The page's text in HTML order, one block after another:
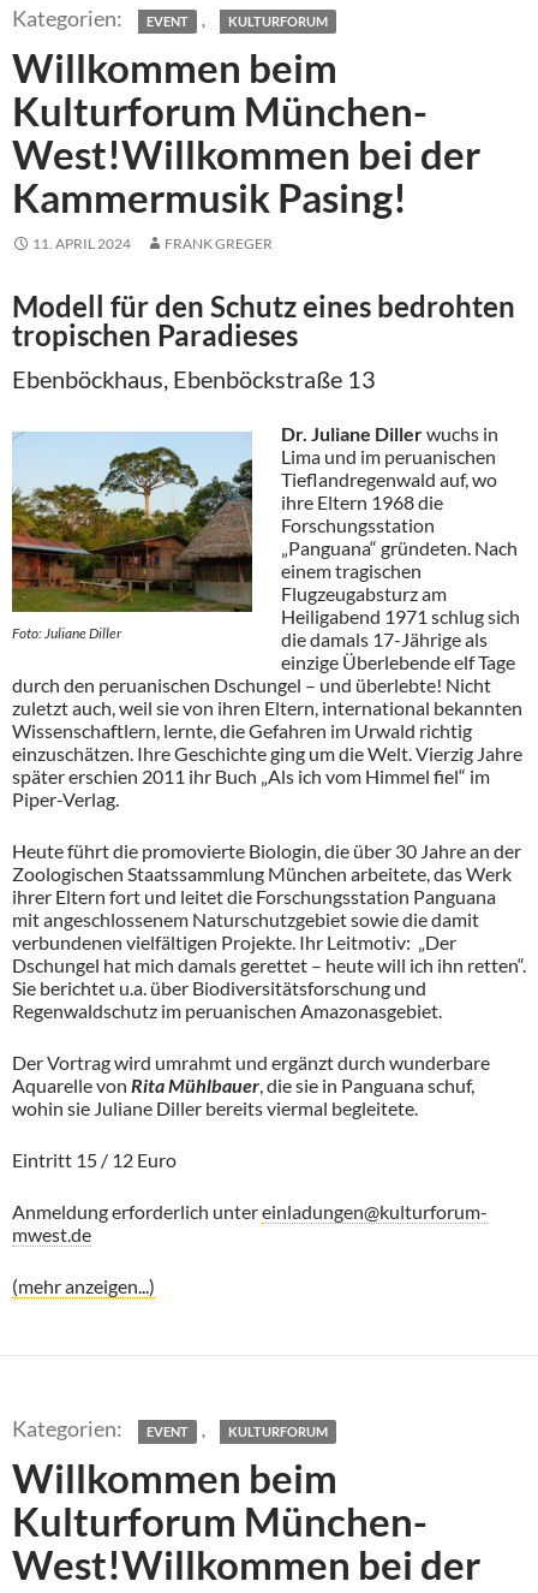
EVENT , KULTURFORUM
Willkommen beim
Kulturforum München-
West!Willkommen bei der
Kammermusik Pasing!
11. APRIL 2024 FRANK GREGER
Modell für den Schutz eines bedrohten
tropischen Paradieses
Ebenböckhaus, Ebenböckstraße 13
Foto: Juliane Diller
Dr. Juliane Dillerwuchs in
Lima und im peruanischen
Tieflandregenwald auf, wo
ihre Eltern 1968 die
Forschungsstation
„Panguana“ gründeten. Nach
einem tragischen
Flugzeugabsturz am
Heiligabend 1971 schlug sich
die damals 17-Jährige als
einzige Überlebende elf Tage
durch den peruanischen Dschungel – und überlebte! Nicht
zuletzt auch, weil sie von ihren Eltern, international bekannten
Wissenschaftlern, lernte, die Gefahren im Urwald richtig
einzuschätzen. Ihre Geschichte ging um die Welt. Vierzig Jahre
später erschien 2011 ihr Buch „Als ich vom Himmel fiel“ im
Piper-Verlag.
Heute führt die promovierte Biologin, die über 30 Jahre an der
Zoologischen Staatssammlung München arbeitete, das Werk
ihrer Eltern fort und leitet die Forschungsstation Panguana
mit angeschlossenem Naturschutzgebiet sowie die damit
verbundenen vielfältigen Projekte. Ihr Leitmotiv: „Der
Dschungel hat mich damals gerettet – heute will ich ihn retten“.
Sie berichtet u.a. über Biodiversitätsforschung und
Regenwaldschutz im peruanischen Amazonasgebiet.
Der Vortrag wird umrahmt und ergänzt durch wunderbare
Aquarelle von Rita Mühlbauer, die sie in Panguana schuf,
wohin sie Juliane Diller bereits viermal begleitete.
Eintritt 15 / 12 Euro
Anmeldung erforderlich untereinladungen@kulturforum-
mwest.de
(mehr anzeigen...)
EVENT , KULTURFORUM
Willkommen beim
Kulturforum München-
West!Willkommen bei der